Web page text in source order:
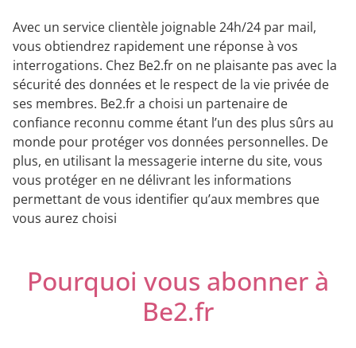
Avec un service clientèle joignable 24h/24 par mail,
vous obtiendrez rapidement une réponse à vos
interrogations. Chez Be2.fr on ne plaisante pas avec la
sécurité des données et le respect de la vie privée de
ses membres. Be2.fr a choisi un partenaire de
confiance reconnu comme étant l’un des plus sûrs au
monde pour protéger vos données personnelles. De
plus, en utilisant la messagerie interne du site, vous
vous protéger en ne délivrant les informations
permettant de vous identifier qu’aux membres que
vous aurez choisi
Pourquoi vous abonner à
Be2.fr